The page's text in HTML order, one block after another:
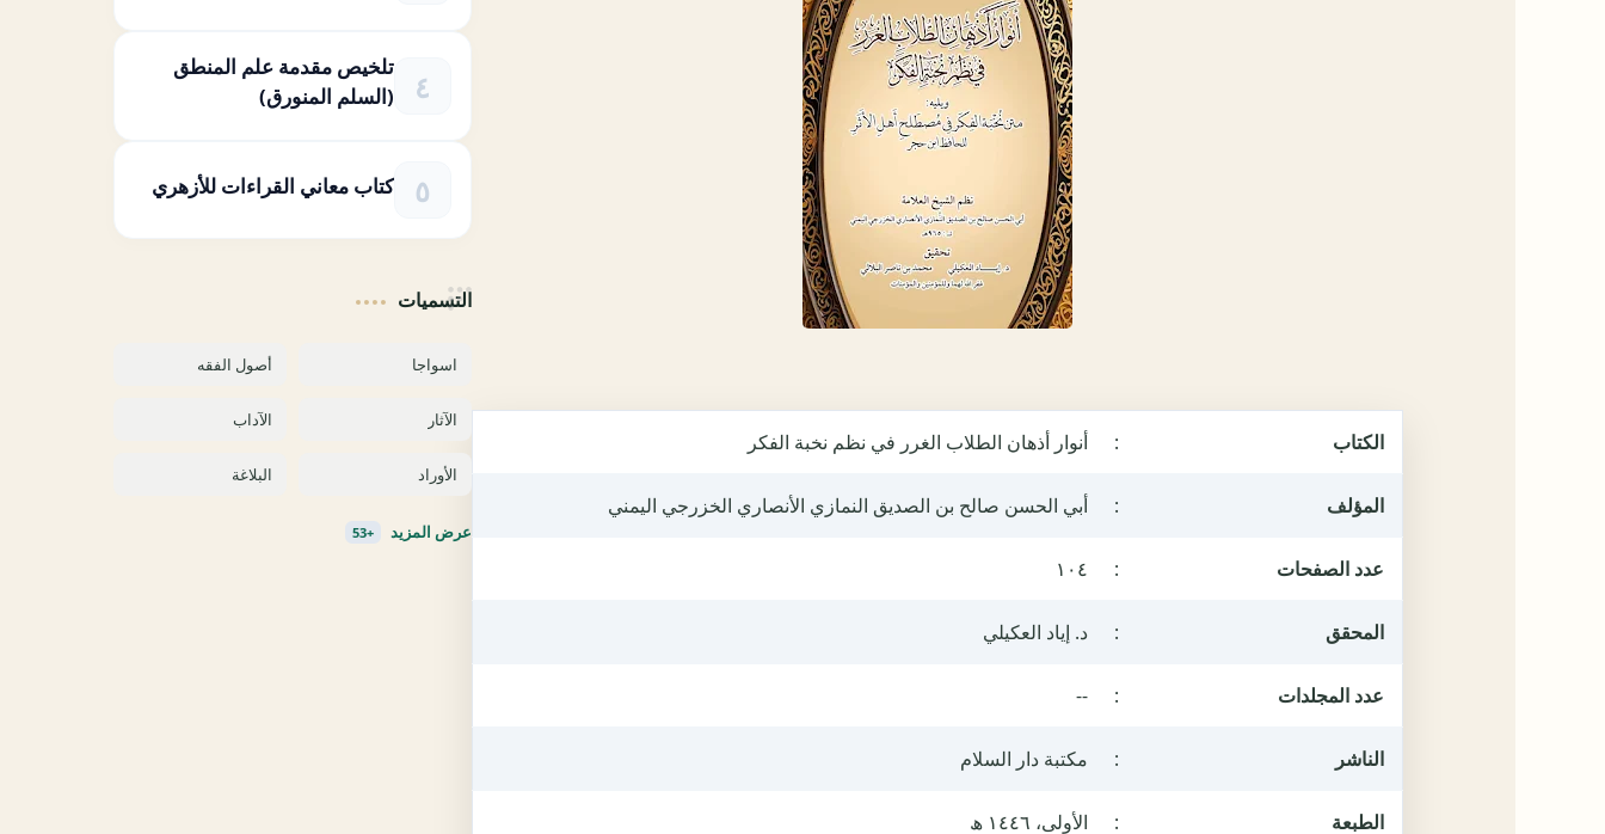
الكتاب : أنوار أذهان الطلاب الغرر في نظم نخبة الفكر
المؤلف : أبي الحسن صالح بن الصديق النمازي الأنصاري الخزرجي اليمني
عدد الصفحات : ١٠٤
المحقق : د. إياد العكيلي
عدد المجلدات :
--
الناشر : مكتبة دار السلام
الطبعة : الأولى، ١٤٤٦ ھ
تلخيص مقدمة علم المنطق
(السلم المنورق)
كتاب معاني القراءات للأزهري
التسميات